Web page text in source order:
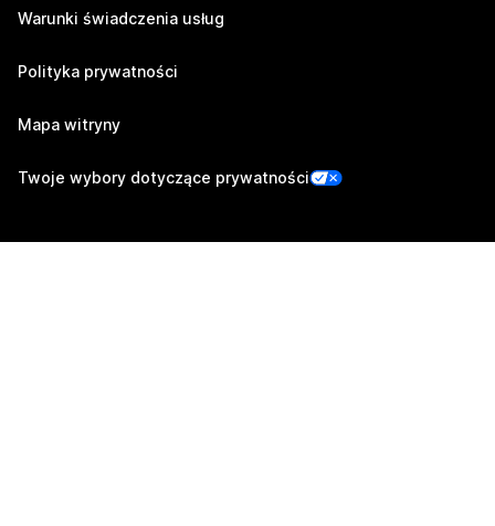
Warunki świadczenia usług
Polityka prywatności
Mapa witryny
Twoje wybory dotyczące prywatności